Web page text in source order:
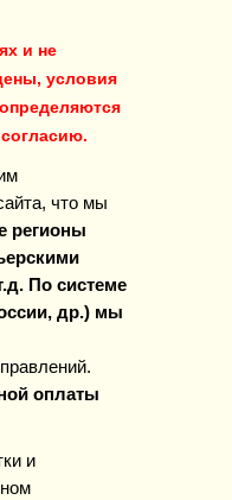
и не
условия
что мы
регионы
По системе
др.) мы
оплаты
и